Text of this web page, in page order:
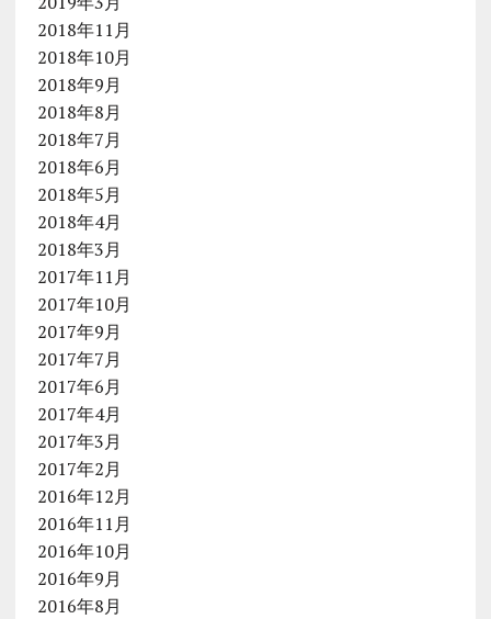
2018年11月
2018年10月
2018年9月
2018年8月
2018年7月
2018年6月
2018年5月
2018年4月
2018年3月
2017年11月
2017年10月
2017年9月
2017年7月
2017年6月
2017年4月
2017年3月
2017年2月
2016年12月
2016年11月
2016年10月
2016年9月
2016年8月